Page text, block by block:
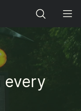
Search
every